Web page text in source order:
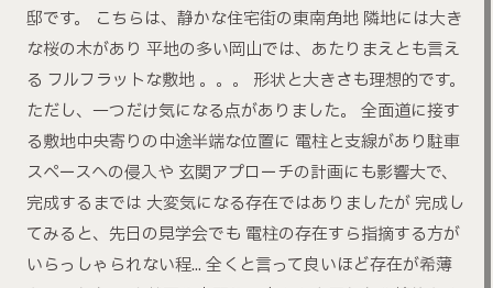
邸です。 こちらは、静かな住宅街の東南角地 隣地には大き
な桜の木があり 平地の多い岡山では、あたりまえとも言え
る フルフラットな敷地 。。。 形状と大きさも理想的です。
ただし、一つだけ気になる点がありました。 全面道に接す
る敷地中央寄りの中途半端な位置に 電柱と支線があり駐車
スペースへの侵入や 玄関アプローチの計画にも影響大で、
完成するまでは 大変気になる存在ではありましたが 完成し
てみると、先日の見学会でも 電柱の存在すら指摘する方が
いらっしゃられない程… 全くと言って良いほど存在が希薄